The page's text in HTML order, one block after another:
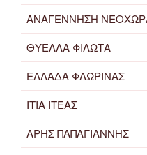
ΑΝΑΓΕΝΝΗΣΗ
ΘΥΕΛΛΑ ΦΙΛΩΤΑ
ΕΛΛΑΔΑ ΦΛΩΡΙΝΑΣ
ΙΤΙΑ ΙΤΕΑΣ
ΑΡΗΣ ΠΑΠΑΓΙΑΝΝΗΣ